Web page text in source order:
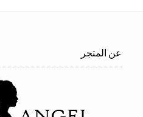
عن المتجر